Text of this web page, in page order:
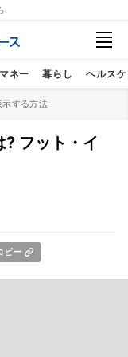
マネー 暮らし ヘルス
する方法
? フット・イ
ピー